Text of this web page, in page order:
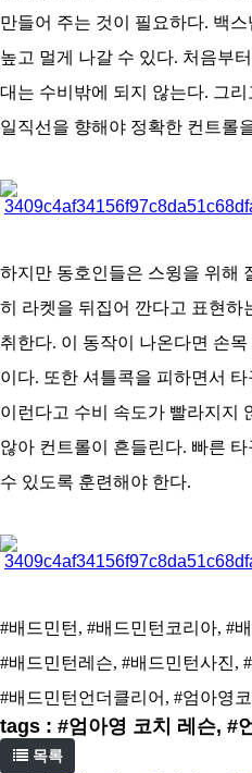
만들어 주는 것이 필요하다. 백
높고 멀게 나갈 수 있다. 처음부
대는 수비밖에 되지 않는다. 그리
일직선을 향해야 정확한 컨트롤
하지만 동호인들은 스윙을 위해
히 라켓을 뒤집어 깐다고 표현하
취한다. 이 동작이 나온다면 손
이다. 또한 셔틀콕을 피하면서
이런다고 수비 속도가 빨라지지
않아 컨트롤이 흔들린다. 빠른
수 있도록 훈련해야 한다.
#배드민턴, #배드민턴코리아, #
#배드민턴레슨, #배드민턴사진,
#배드민턴언더클리어, #엄아영
tags : #엄아영 코치 레슨, #
목록